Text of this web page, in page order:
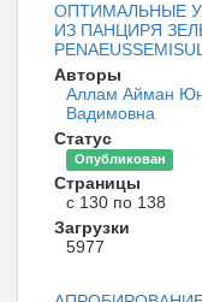
ОПТИМАЛЬНЫЕ
ИЗ ПАНЦИРЯ
Авторы
Аллам Айман
Вадимовна
Статус
Опубликован
Страницы
с 130 по 138
Загрузки
5977